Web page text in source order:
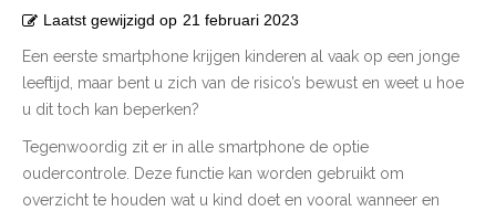
Laatst gewijzigd op 21 februari 2023
Een eerste smartphone krijgen kinderen al vaak op een jonge
leeftijd, maar bent u zich van de risico’s bewust en weet u hoe
u dit toch kan beperken?
Tegenwoordig zit er in alle smartphone de optie
oudercontrole. Deze functie kan worden gebruikt om
overzicht te houden wat u kind doet en vooral wanneer en